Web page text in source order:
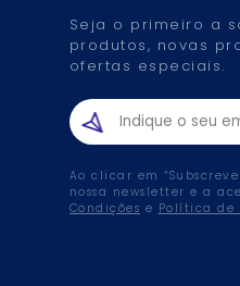
Seja o primeiro a
produtos, novas
ofertas especiais.
Ao clicar em
nossa newsletter e a
Condições e Política de